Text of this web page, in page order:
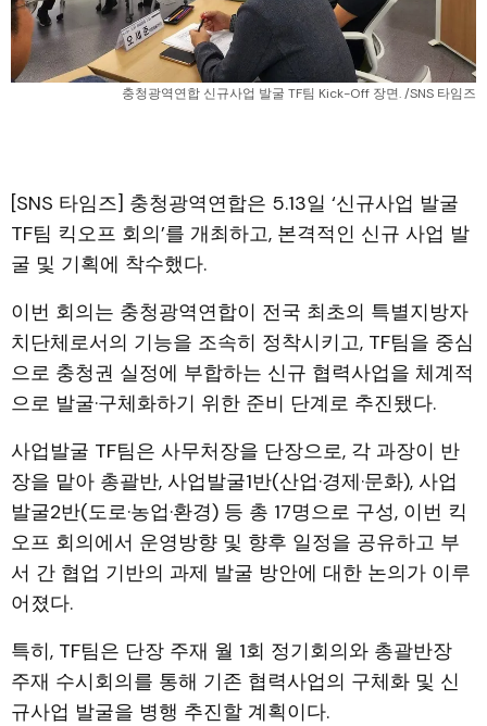
충청광역연합 신규사업 발굴 TF팀 Kick-Off 장면. /SNS 타임즈
[SNS 타임즈] 충청광역연합은 5.13일 ‘신규사업 발굴
TF팀 킥오프 회의’를 개최하고, 본격적인 신규 사업 발
굴 및 기획에 착수했다.
이번 회의는 충청광역연합이 전국 최초의 특별지방자
치단체로서의 기능을 조속히 정착시키고, TF팀을 중심
으로 충청권 실정에 부합하는 신규 협력사업을 체계적
으로 발굴·구체화하기 위한 준비 단계로 추진됐다.
사업발굴 TF팀은 사무처장을 단장으로, 각 과장이 반
장을 맡아 총괄반, 사업발굴1반(산업·경제·문화), 사업
발굴2반(도로·농업·환경) 등 총 17명으로 구성, 이번 킥
오프 회의에서 운영방향 및 향후 일정을 공유하고 부
서 간 협업 기반의 과제 발굴 방안에 대한 논의가 이루
어졌다.
특히, TF팀은 단장 주재 월 1회 정기회의와 총괄반장
주재 수시회의를 통해 기존 협력사업의 구체화 및 신
규사업 발굴을 병행 추진할 계획이다.